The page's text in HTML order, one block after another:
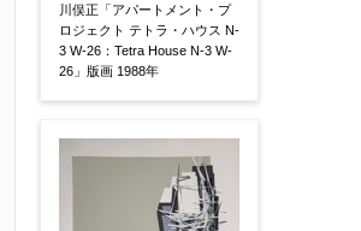
サイン有(自筆)
鑑定証書付
限定番号 【任意】
川俣正「アパートメント・プ
ロジェクト テトラ・ハウス N-
3 W-26：Tetra House N-3 W-
26」版画 1988年